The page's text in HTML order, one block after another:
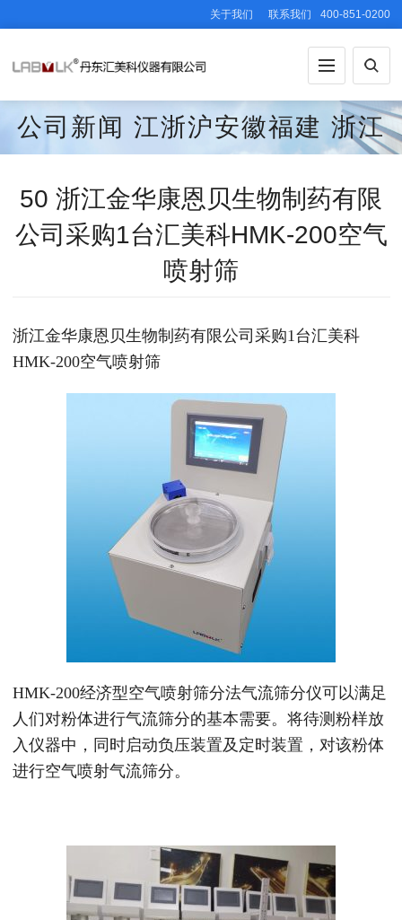
关于我们 联系我们 400-851-0200
公司新闻 江浙沪安徽福建 浙江
50 浙江金华康恩贝生物制药有限
公司采购1台汇美科HMK-200空气
喷射筛
浙江金华康恩贝生物制药有限公司采购1台汇美科
HMK-200空气喷射筛
HMK-200经济型空气喷射筛分法气流筛分仪可以满足
人们对粉体进行气流筛分的基本需要。将待测粉样放
入仪器中，同时启动负压装置及定时装置，对该粉体
进行空气喷射气流筛分。